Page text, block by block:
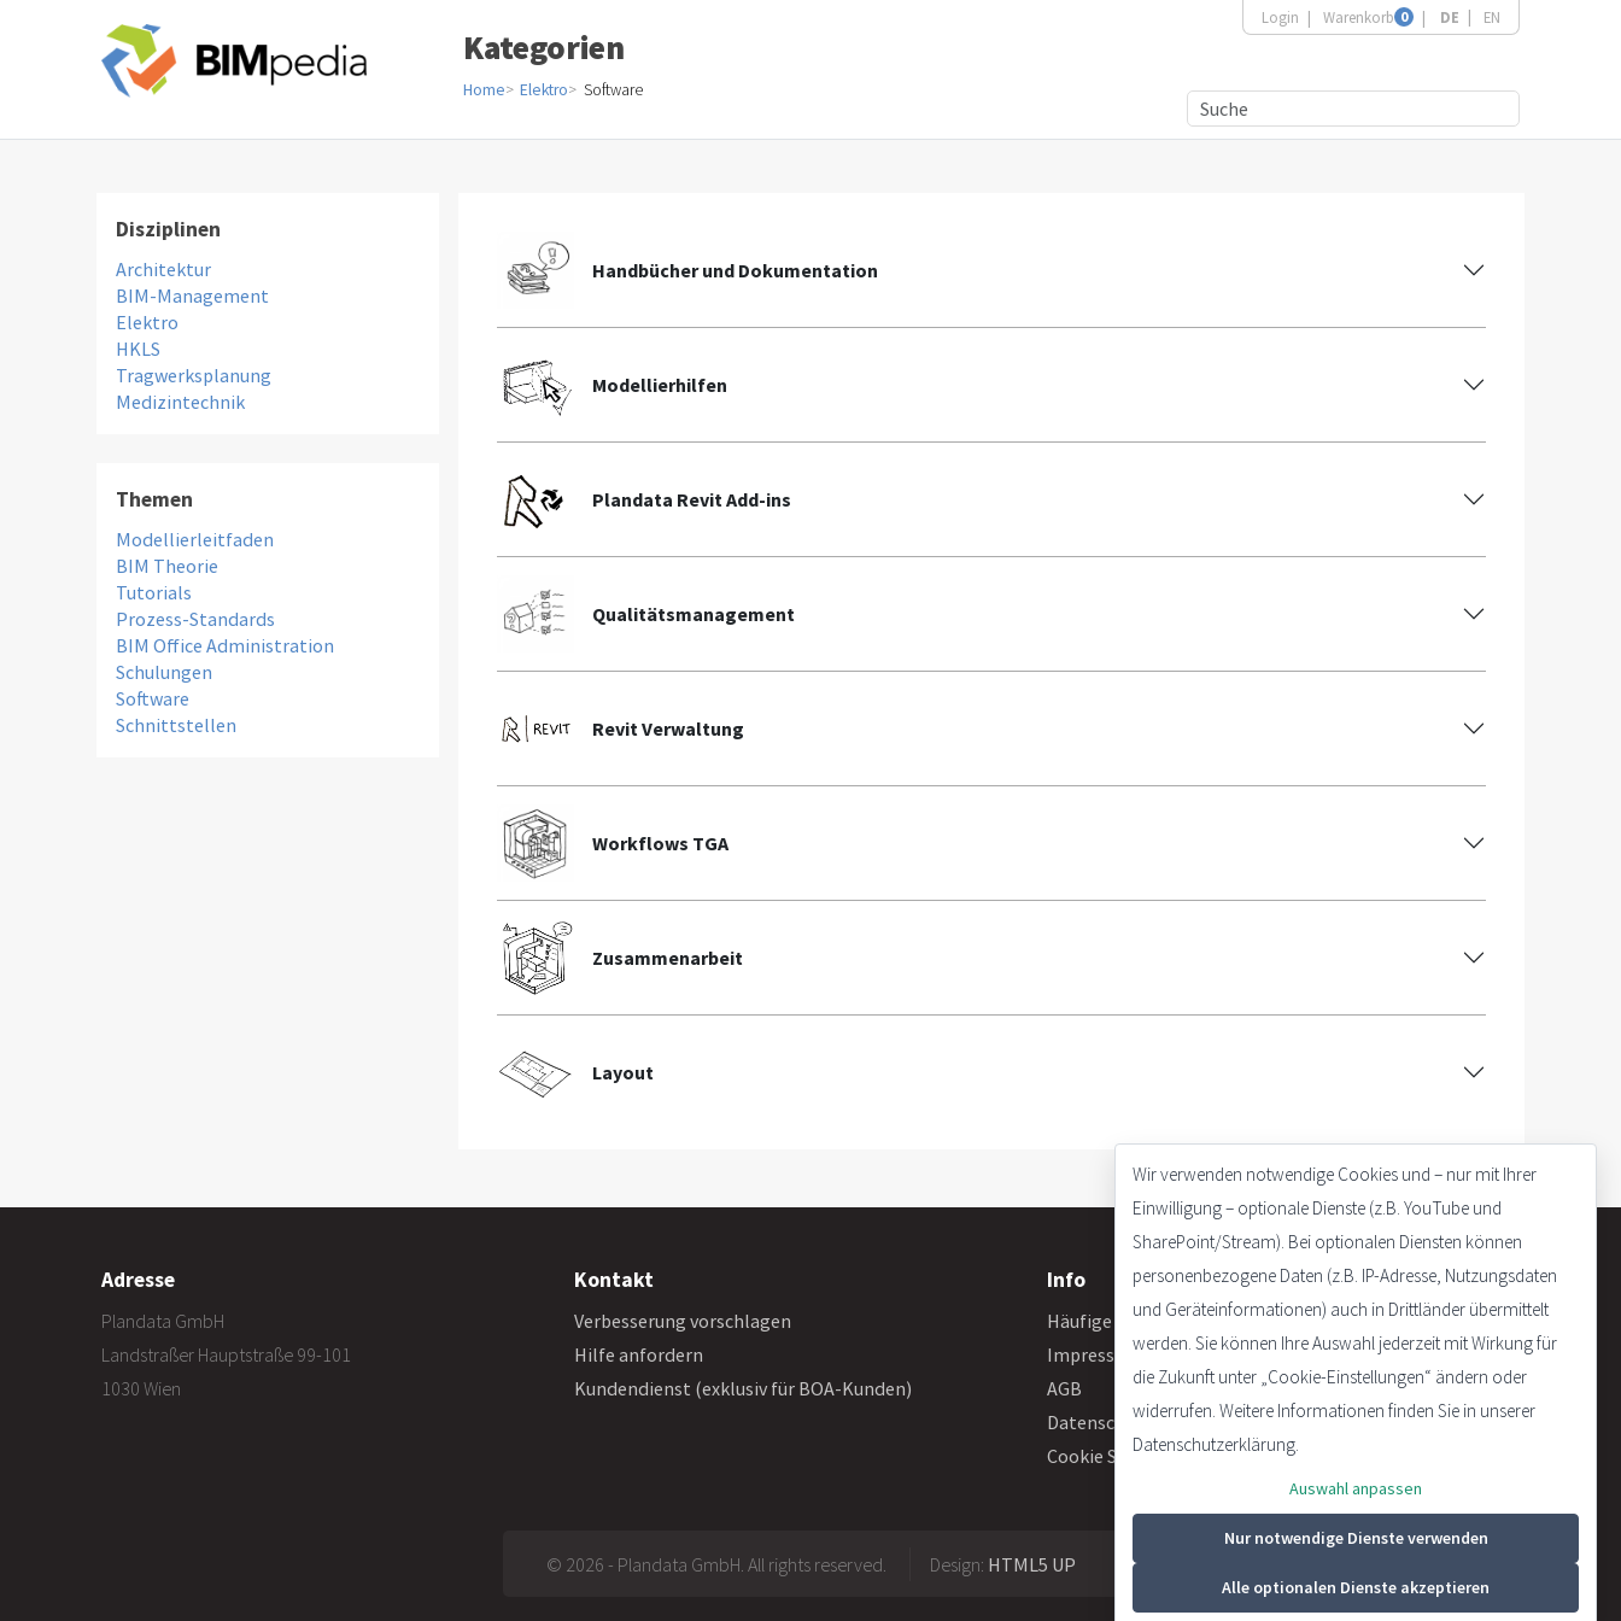
Login Warenkorb 0 DE EN
Kategorien
Home Elektro Software
Disziplinen
Architektur
BIM-Management
Elektro
HKLS
Tragwerksplanung
Medizintechnik
Themen
Modellierleitfaden
BIM Theorie
Tutorials
Prozess-Standards
BIM Office Administration
Schulungen
Software
Schnittstellen
Handbücher und Dokumentation
Modellierhilfen
Plandata Revit Add-ins
Qualitätsmanagement
Revit Verwaltung
Workflows TGA
Zusammenarbeit
Layout
Adresse
Plandata GmbH
Landstraßer Hauptstraße 99-101
1030 Wien
Kontakt
Verbesserung vorschlagen
Hilfe anfordern
Kundendienst (exklusiv für BOA-Kunden)
Info
Häufige Fragen
Impressum
AGB
Datenschutzerklärung
Cookie Settings
© 2026 - Plandata GmbH. All rights reserved. Design: HTML5 UP
Wir verwenden notwendige Cookies und – nur mit Ihrer
Einwilligung – optionale Dienste (z.B. YouTube und
SharePoint/Stream). Bei optionalen Diensten können
personenbezogene Daten (z.B. IP-Adresse, Nutzungsdaten
und Geräteinformationen) auch in Drittländer übermittelt
werden. Sie können Ihre Auswahl jederzeit mit Wirkung für
die Zukunft unter „Cookie-Einstellungen“ ändern oder
widerrufen. Weitere Informationen finden Sie in unserer
Datenschutzerklärung.
Auswahl anpassen
Nur notwendige Dienste verwenden
Alle optionalen Dienste akzeptieren